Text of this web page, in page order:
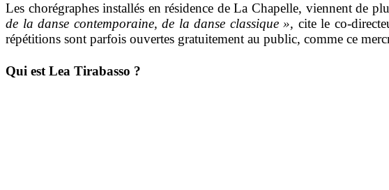
Les chorégraphes installés en résidence de La Chapelle, viennent de
de la danse contemporaine, de la danse classique », cite le co-
répétitions sont parfois ouvertes gratuitement au public, comme ce
Qui est Lea Tirabasso ?